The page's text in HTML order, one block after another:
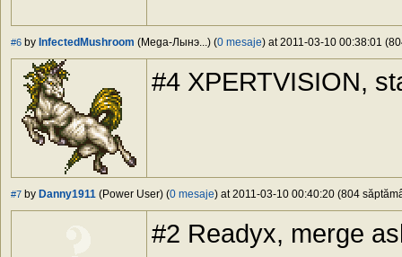
#6 by InfectedMushroom (Mega-Лынэ...) (0 mesaje) at 2011-03-10 00:38:01
#4 XPERTVISION,
#7 by Danny1911 (Power User) (0 mesaje) at 2011-03-10 00:40:20 (804
#2 Readyx, merge